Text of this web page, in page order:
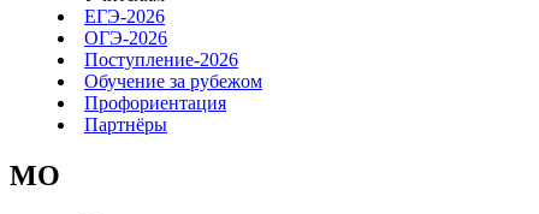
ЕГЭ-2026
ОГЭ-2026
Поступление-2026
Обучение за рубежом
Профориентация
Партнёры
MO